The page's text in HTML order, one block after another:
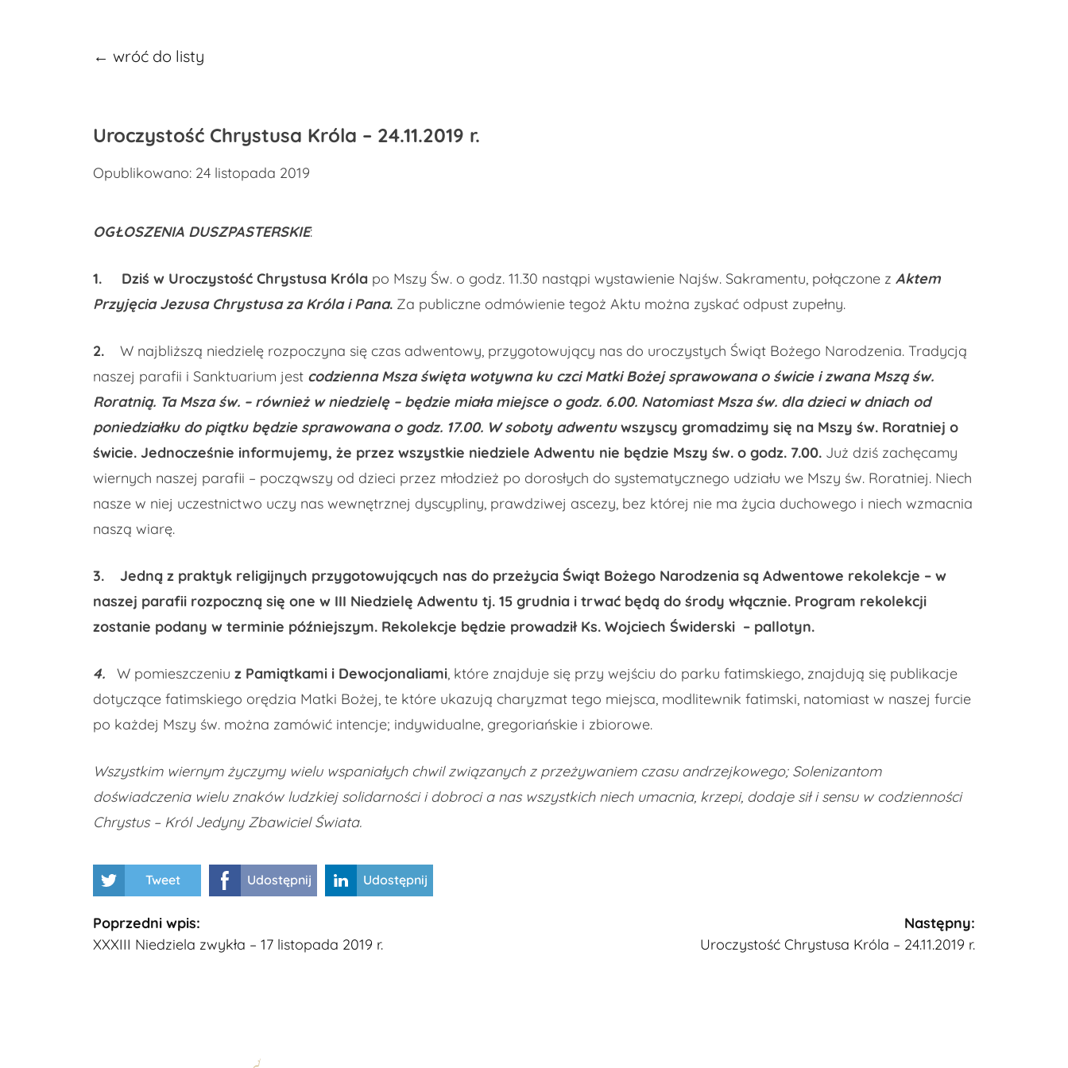
← wróć do listy
Uroczystość Chrystusa Króla – 24.11.2019 r.
Opublikowano: 24 listopada 2019
OGŁOSZENIA DUSZPASTERSKIE:
1. Dziś w Uroczystość Chrystusa Króla po Mszy Św. o godz. 11.30 nastąpi wystawienie Najśw. Sakramentu, połączone z Aktem
Przyjęcia Jezusa Chrystusa za Króla i Pana. Za publiczne odmówienie tegoż Aktu można zyskać odpust zupełny.
2. W najbliższą niedzielę rozpoczyna się czas adwentowy, przygotowujący nas do uroczystych Świąt Bożego Narodzenia. Tradycją
naszej parafii i Sanktuarium jest codzienna Msza święta wotywna ku czci Matki Bożej sprawowana o świcie i zwana Mszą św.
Roratnią. Ta Msza św. – również w niedzielę – będzie miała miejsce o godz. 6.00. Natomiast Msza św. dla dzieci w dniach od
poniedziałku do piątku będzie sprawowana o godz. 17.00. W soboty adwentuwszyscy gromadzimy się na Mszy św. Roratniej o
świcie. Jednocześnie informujemy, że przez wszystkie niedziele Adwentu nie będzie Mszy św. o godz. 7.00. Już dziś zachęcamy
wiernych naszej parafii – począwszy od dzieci przez młodzież po dorosłych do systematycznego udziału we Mszy św. Roratniej. Niech
nasze w niej uczestnictwo uczy nas wewnętrznej dyscypliny, prawdziwej ascezy, bez której nie ma życia duchowego i niech wzmacnia
naszą wiarę.
3. Jedną z praktyk religijnych przygotowujących nas do przeżycia Świąt Bożego Narodzenia są Adwentowe rekolekcje – w
naszej parafii rozpoczną się one w III Niedzielę Adwentu tj. 15 grudnia i trwać będą do środy włącznie. Program rekolekcji
zostanie podany w terminie późniejszym. Rekolekcje będzie prowadził Ks. Wojciech Świderski – pallotyn.
4. W pomieszczeniu z Pamiątkami i Dewocjonaliami, które znajduje się przy wejściu do parku fatimskiego, znajdują się publikacje
dotyczące fatimskiego orędzia Matki Bożej, te które ukazują charyzmat tego miejsca, modlitewnik fatimski, natomiast w naszej furcie
po każdej Mszy św. można zamówić intencje; indywidualne, gregoriańskie i zbiorowe.
Wszystkim wiernym życzymy wielu wspaniałych chwil związanych z przeżywaniem czasu andrzejkowego; Solenizantom
doświadczenia wielu znaków ludzkiej solidarności i dobroci a nas wszystkich niech umacnia, krzepi, dodaje sił i sensu w codzienności
Chrystus – Król Jedyny Zbawiciel Świata.
Tweet Udostępnij Udostępnij
Kontynuuj
czytanie
Poprzedni wpis:
XXXIII Niedziela zwykła – 17 listopada 2019 r.
Następny:
Uroczystość Chrystusa Króla – 24.11.2019 r.